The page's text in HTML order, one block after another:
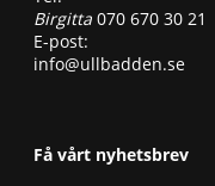
Birgitta 070 670 30 21
E-post:
info@ullbadden.se
Få vårt nyhetsbrev